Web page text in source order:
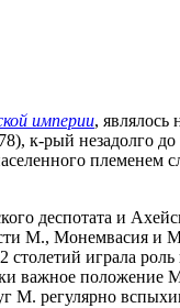
империи, являлось
к-рый незадолго до
племенем
деспотата и
М., Монемвасия и
играла роль
важное положение
М. регулярно